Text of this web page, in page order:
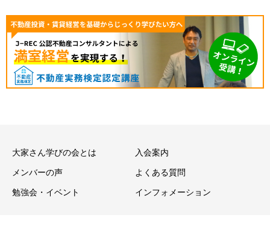
大家さん学びの会とは 入会案内
メンバーの声 よくある質問
勉強会・イベント インフォメーション